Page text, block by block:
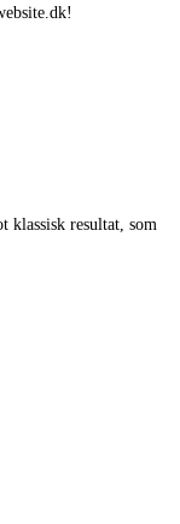
klassisk resultat, som